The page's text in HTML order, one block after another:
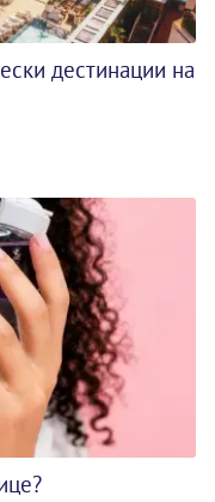
дестинации на